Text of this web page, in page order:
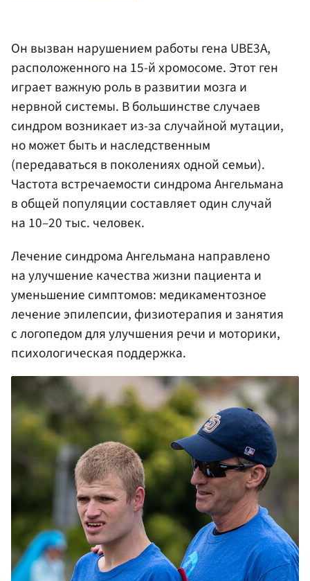
Он вызван нарушением работы гена UBE3A,
расположенного на 15-й хромосоме. Этот ген
играет важную роль в развитии мозга и
нервной системы. В большинстве случаев
синдром возникает из-за случайной мутации,
но может быть и наследственным
(передаваться в поколениях одной семьи).
Частота встречаемости синдрома Ангельмана
в общей популяции составляет один случай
на 10–20 тыс. человек.
Лечение синдрома Ангельмана направлено
на улучшение качества жизни пациента и
уменьшение симптомов: медикаментозное
лечение эпилепсии, физиотерапия и занятия
с логопедом для улучшения речи и моторики,
психологическая поддержка.